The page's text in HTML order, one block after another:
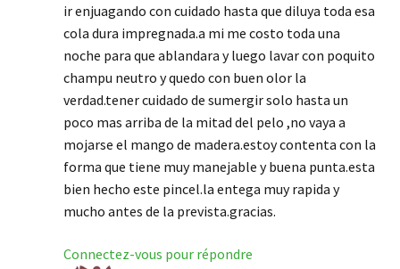
ir enjuagando con cuidado hasta que diluya toda esa
cola dura impregnada.a mi me costo toda una
noche para que ablandara y luego lavar con poquito
champu neutro y quedo con buen olor la
verdad.tener cuidado de sumergir solo hasta un
poco mas arriba de la mitad del pelo ,no vaya a
mojarse el mango de madera.estoy contenta con la
forma que tiene muy manejable y buena punta.esta
bien hecho este pincel.la entega muy rapida y
mucho antes de la prevista.gracias.
Connectez-vous pour répondre